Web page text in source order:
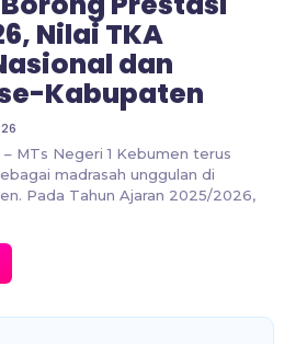
Nilai TKA
dan
Kabupaten
MTs Negeri 1 Kebumen terus
madrasah unggulan di
Pada Tahun Ajaran 2025/2026,